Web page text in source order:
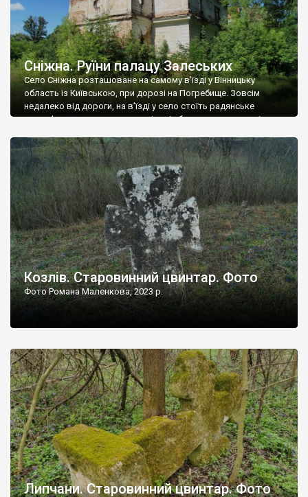
Сніжна. Руїни палацу Залеських
Село Сніжна розташоване на самому в’їзді у Вінницьку
область із Київською, при дорозі на Погребище. Зовсім
недалеко від дороги, на в’їзді у село стоїть радянське
рельєфне пано, яке показує жінку і яблуню, а трохи далі, десь
не видно, але видно дві стареньких колії у траві – […]
Козлів. Старовинний цвинтар. Фото
Фото Романа Маленкова, 2023 р.
Липчани. Старовинний цвинтар. Фото